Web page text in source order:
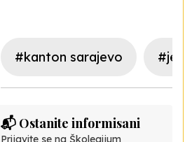
#kanton sarajevo
📬 Ostanite informisani
Prijavite se na Školegijum